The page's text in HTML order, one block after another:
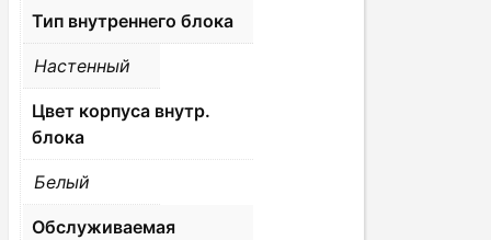
Тип внутреннего блока
Настенный
Цвет корпуса внутр.
блока
Белый
Обслуживаемая